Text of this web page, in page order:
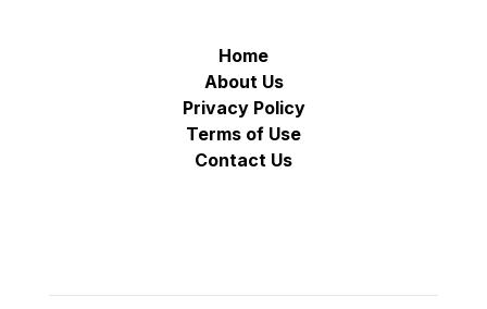
Home
About Us
Privacy Policy
Terms of Use
Contact Us